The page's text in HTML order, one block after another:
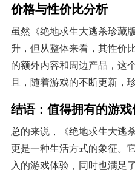
价格与性价比分析
虽然《绝地求生大逃杀珍藏
升，但从整体来看，其性价
的额外内容和周边产品，这
且，随着游戏的不断更新，
结语：值得拥有的游
总的来说，《绝地求生大逃
更是一种生活方式的象征。
入的游戏体验，同时也满足